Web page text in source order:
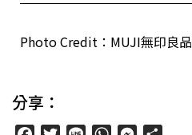
Photo Credit：MUJI無印良品
分享：